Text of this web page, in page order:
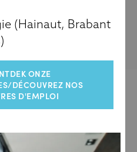
(Hainaut, Brabant
ONZE
DÉCOUVREZ NOS
D'EMPLOI